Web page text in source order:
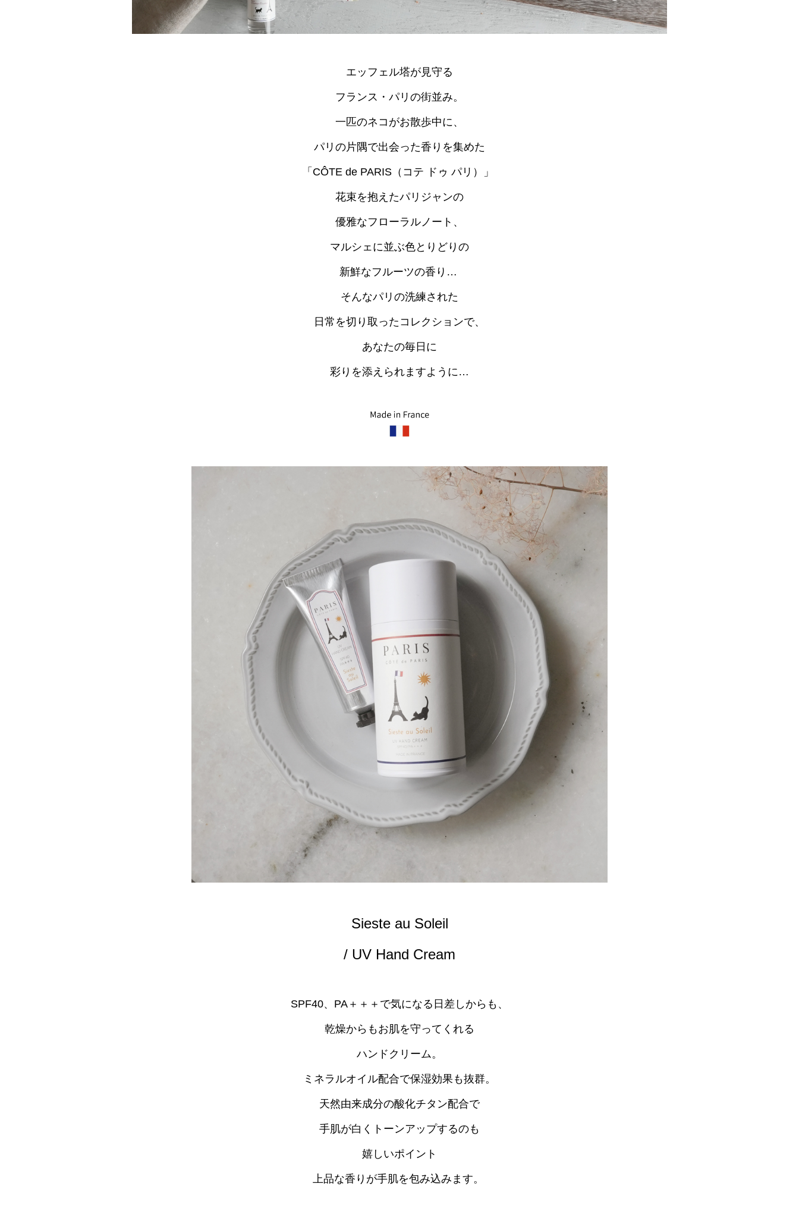
エッフェル塔が見守る
フランス・パリの街並み。
一匹のネコがお散歩中に、
パリの片隅で出会った香りを集めた
「CÔTE de PARIS（コテ ドゥ パリ）」
花束を抱えたパリジャンの
優雅なフローラルノート、
マルシェに並ぶ色とりどりの
新鮮なフルーツの香り…
そんなパリの洗練された
日常を切り取ったコレクションで、
あなたの毎日に
彩りを添えられますように…
Sieste au Soleil
/ UV Hand Cream
SPF40、PA＋＋＋で気になる日差しからも、
乾燥からもお肌を守ってくれる
ハンドクリーム。
ミネラルオイル配合で保湿効果も抜群。
天然由来成分の酸化チタン配合で
手肌が白くトーンアップするのも
嬉しいポイント
上品な香りが手肌を包み込みます。